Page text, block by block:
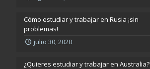
Cómo estudiar y trabajar en Rusia ¡sin
problemas!
julio 30, 2020
¿Quieres estudiar y trabajar en Australia?